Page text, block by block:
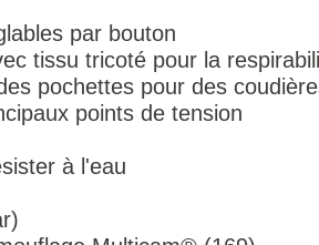
par bouton
tissu tricoté pour la
pochettes pour des
points de tension
à l'eau